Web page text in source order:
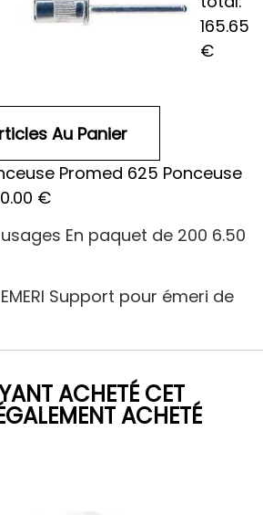
165.65
€
Promed 625 Ponceuse
€
En paquet de 200 6.50
EMERI Support pour émeri de
ACHETÉ CET
ACHETÉ